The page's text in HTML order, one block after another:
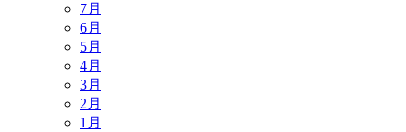
7月
6月
5月
4月
3月
2月
1月